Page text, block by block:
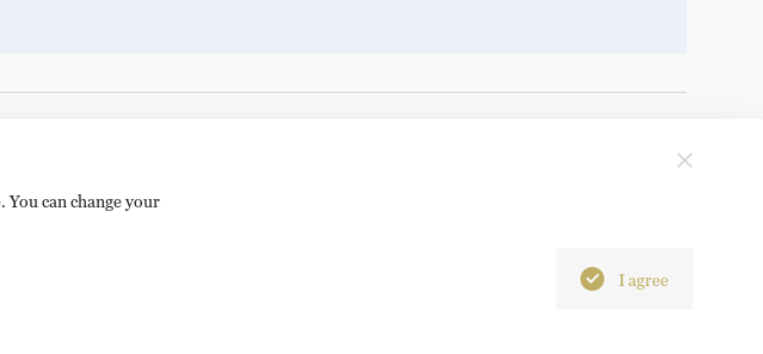
can change your
I agree